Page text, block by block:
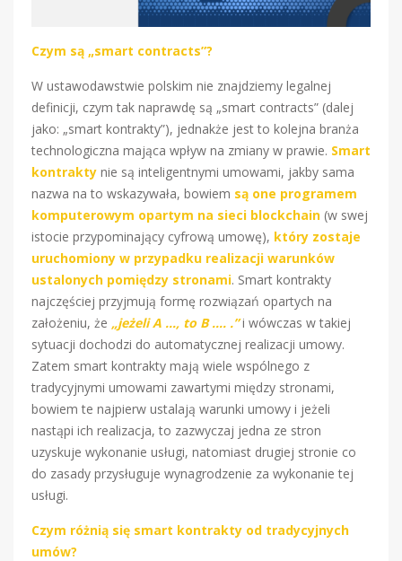
Czym są „smart contracts”?
W ustawodawstwie polskim nie znajdziemy legalnej
definicji, czym tak naprawdę są „smart contracts” (dalej
jako: „smart kontrakty”), jednakże jest to kolejna branża
technologiczna mająca wpływ na zmiany w prawie. Smart
kontrakty nie są inteligentnymi umowami, jakby sama
nazwa na to wskazywała, bowiem są one programem
komputerowym opartym na sieci blockchain (w swej
istocie przypominający cyfrową umowę), który zostaje
uruchomiony w przypadku realizacji warunków
ustalonych pomiędzy stronami. Smart kontrakty
najczęściej przyjmują formę rozwiązań opartych na
założeniu, że „jeżeli A …, to B …. .”i wówczas w takiej
sytuacji dochodzi do automatycznej realizacji umowy.
Zatem smart kontrakty mają wiele wspólnego z
tradycyjnymi umowami zawartymi między stronami,
bowiem te najpierw ustalają warunki umowy i jeżeli
nastąpi ich realizacja, to zazwyczaj jedna ze stron
uzyskuje wykonanie usługi, natomiast drugiej stronie co
do zasady przysługuje wynagrodzenie za wykonanie tej
usługi.
Czym różnią się smart kontrakty od tradycyjnych
umów?